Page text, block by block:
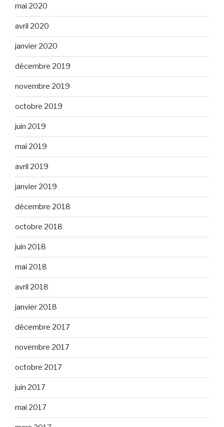
mai 2020
avril 2020
janvier 2020
décembre 2019
novembre 2019
octobre 2019
juin 2019
mai 2019
avril 2019
janvier 2019
décembre 2018
octobre 2018
juin 2018
mai 2018
avril 2018
janvier 2018
décembre 2017
novembre 2017
octobre 2017
juin 2017
mai 2017